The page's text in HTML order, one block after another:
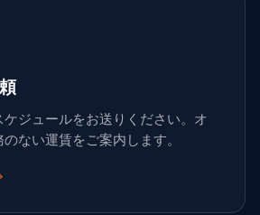
ケジュールをお送りください。オ
ない運賃をご案内します。